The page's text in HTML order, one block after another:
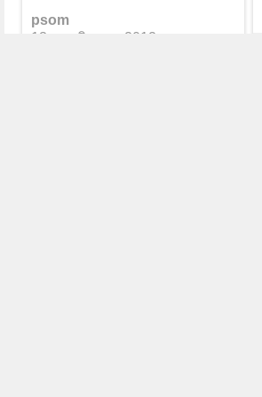
psom
13 พฤศจิกายน 2012